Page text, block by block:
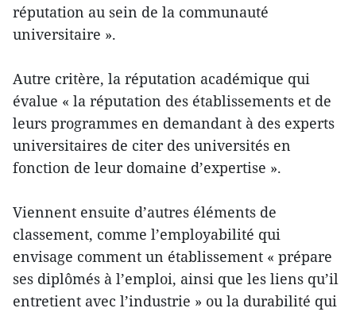
réputation au sein de la communauté
universitaire ».
Autre critère, la réputation académique qui
évalue « la réputation des établissements et de
leurs programmes en demandant à des experts
universitaires de citer des universités en
fonction de leur domaine d’expertise ».
Viennent ensuite d’autres éléments de
classement, comme l’employabilité qui
envisage comment un établissement « prépare
ses diplômés à l’emploi, ainsi que les liens qu’il
entretient avec l’industrie » ou la durabilité qui